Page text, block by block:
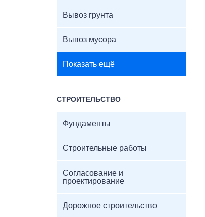
Вывоз грунта
Вывоз мусора
Показать ещё
СТРОИТЕЛЬСТВО
Фундаменты
Строительные работы
Согласование и
проектирование
Дорожное строительство